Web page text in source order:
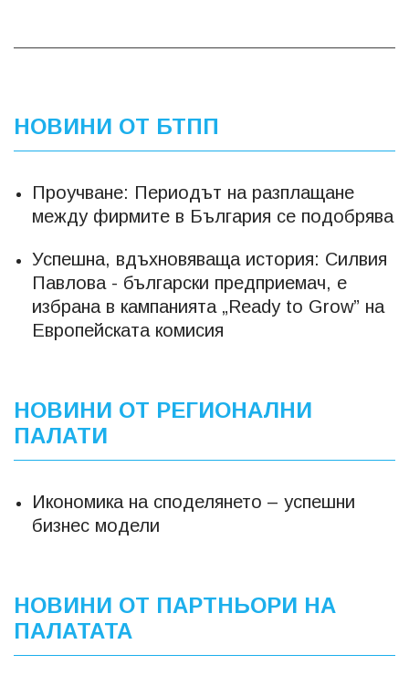
НОВИНИ ОТ БТПП
Проучване: Периодът на разплащане
между фирмите в България се подобрява
Успешна, вдъхновяваща история: Силвия
Павлова - български предприемач, е
избрана в кампанията „Ready to Grow” на
Европейската комисия
НОВИНИ ОТ РЕГИОНАЛНИ
ПАЛАТИ
Икономика на споделянето – успешни
бизнес модели
НОВИНИ ОТ ПАРТНЬОРИ НА
ПАЛАТАТА